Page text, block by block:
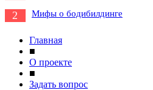
2 Мифы о бодибилдинге
Главная
■
О проекте
■
Задать вопрос